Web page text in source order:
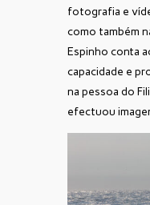
fotografia e
como também
Espinho conta
capacidade e
na pessoa do
efectuou